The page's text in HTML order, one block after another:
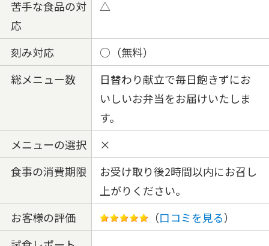
苦手な食品の対
応
△
刻み対応
○（無料）
総メニュー数
日替わり献立で毎日飽きずにお
いしいお弁当をお届けいたしま
す。
メニューの選択
×
食事の消費期限
お受け取り後2時間以内にお召し
上がりください。
お客様の評価
（口コミを見る）